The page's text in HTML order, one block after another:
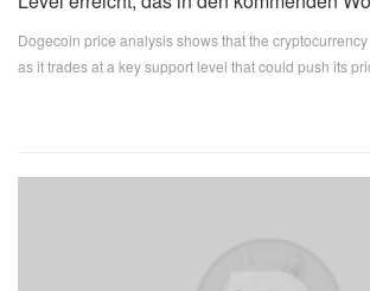
Dogecoin price analysis shows that the
as it trades at a key support level that could push its